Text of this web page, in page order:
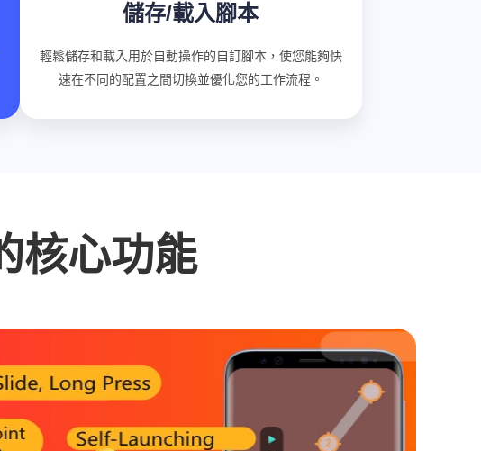
儲存/載入腳本
輕鬆儲存和載入用於自動操作的自訂腳本，使您能夠快
速在不同的配置之間切換並優化您的工作流程。
核心功能